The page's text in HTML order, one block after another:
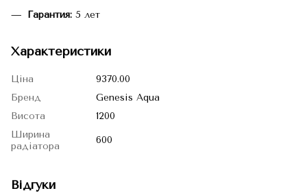
Гарантия: 5 лет
Характеристики
Ціна
9370.00
Бренд
Genesis Aqua
Висота
1200
Ширина
радіатора
600
Відгуки